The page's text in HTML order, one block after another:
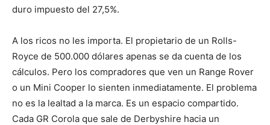
duro impuesto del 27,5%.
A los ricos no les importa. El propietario de un Rolls-
Royce de 500.000 dólares apenas se da cuenta de los
cálculos. Pero los compradores que ven un Range Rover
o un Mini Cooper lo sienten inmediatamente. El problema
no es la lealtad a la marca. Es un espacio compartido.
Cada GR Corola que sale de Derbyshire hacia un